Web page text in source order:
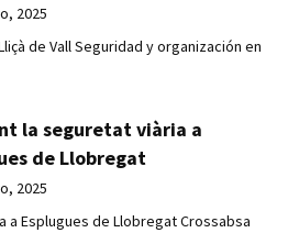
2025
de Vall Seguridad y organización en
la seguretat viària a
de Llobregat
2025
a Esplugues de Llobregat Crossabsa